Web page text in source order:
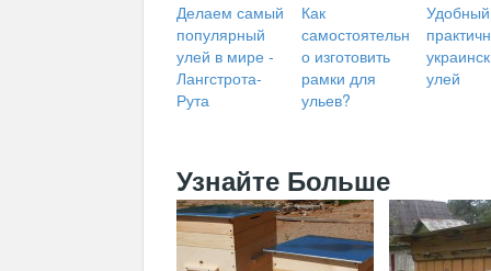
Делаем самый
популярный
улей в мире -
Лангстрота-
Рута
Как
самостоятельн
о изготовить
рамки для
ульев?
улей
Узнайте Больше